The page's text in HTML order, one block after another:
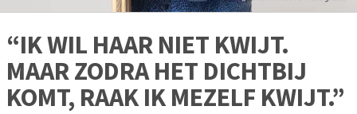
“IK WIL HAAR NIET KWIJT.
MAAR ZODRA HET DICHTBIJ
KOMT, RAAK IK MEZELF KWIJT.”